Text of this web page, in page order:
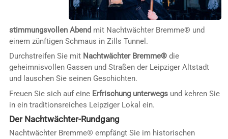
stimmungsvollen Abend mit Nachtwächter Bremme® und
einem zünftigen Schmaus in Zills Tunnel.
Durchstreifen Sie mit Nachtwächter Bremme®die
geheimnisvollen Gassen und Straßen der Leipziger Altstadt
und lauschen Sie seinen Geschichten.
Freuen Sie sich auf eine Erfrischung unterwegsund kehren Sie
in ein traditionsreiches Leipziger Lokal ein.
Der Nachtwächter-Rundgang
Nachtwächter Bremme® empfängt Sie im historischen